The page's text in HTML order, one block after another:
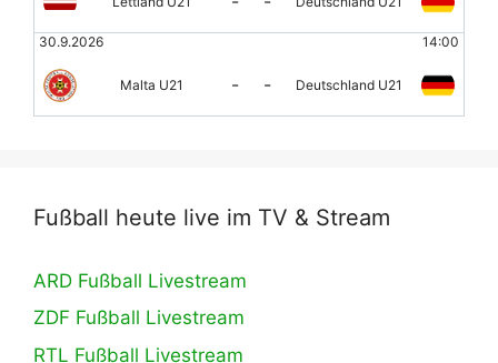
30.9.2026 14:00
Malta U21 - - Deutschland U21
Fußball heute live im TV & Stream
ARD Fußball Livestream
ZDF Fußball Livestream
RTL Fußball Livestream